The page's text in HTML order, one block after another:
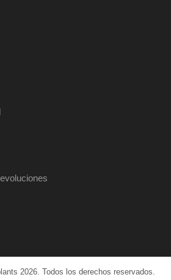
2026. Todos los derechos reservados.